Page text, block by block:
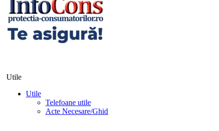
Utile
Utile
Telefoane utile
Acte Necesare/Ghid